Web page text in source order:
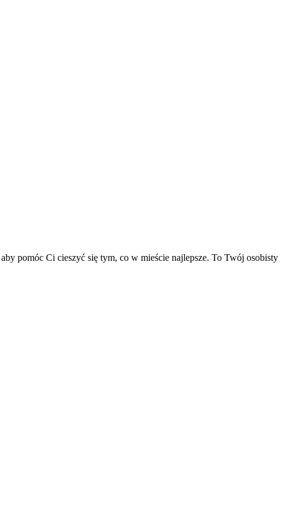
pomóc Ci cieszyć się tym, co w mieście najlepsze. To Twój osobisty